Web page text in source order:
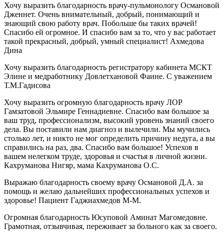
Хочу выразить благодарность врачу-пульмонологу Османовой
Дженнет. Очень внимательный, добрый, понимающий и
знающий свою работу врач. Побольше бы таких врачей!
Спасибо ей огромное. И спасибо вам за то, что у вас работает
такой прекрасный, добрый, умный специалист! Ахмедова
Дина
Хочу выразить благодарность регистратору кабинета МСКТ
Элине и медработнику Довлетхановой Фаине. С уважением
Т.М.Гадисова
Хочу выразить огромную благодарность врачу ЛОР
Гамзатовой Эльмире Геннадиевне. Спасибо вам большое за
ваш труд, профессионализм, высокий уровень знаний своего
дела. Вы поставили нам диагноз и вылечили. Мы мучились
столько лет, и никто не мог определить причину недуга, а вы
справились на раз, два. Спасибо вам большое! Успехов в
вашем нелегком труде, здоровья и счастья в личной жизни.
Кахруманова Нигяр, мама Кахруманова О.С.
Выражаю благодарность своему врачу Османовой Д.А. за
помощь и желаю дальнейших профессиональных успехов и
здоровье! Пациент Гаджиахмедов М-М.
Огромная благодарность Юсуповой Аминат Магомедовне.
Грамотная, отзывчивая, переживает за больного как за своего.